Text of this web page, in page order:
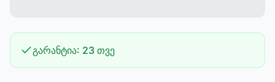
გარანტია: 23 თვე